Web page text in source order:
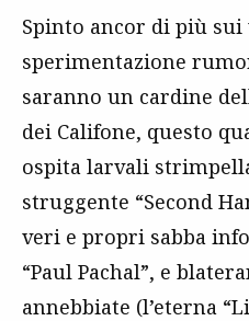
Spinto ancor di più
sperimentazione
saranno un cardine
dei Califone, questo
ospita larvali
struggente “Second
veri e propri sabba
“Paul Pachal”, e
annebbiate (l’eterna